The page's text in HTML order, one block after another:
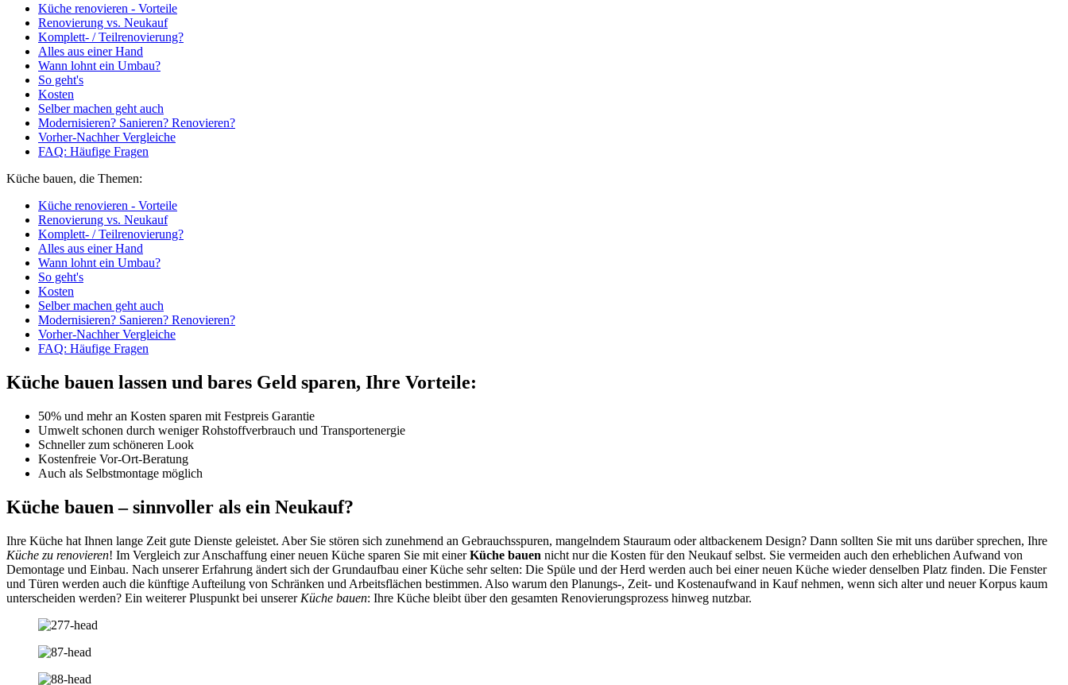
Küche renovieren - Vorteile
Renovierung vs. Neukauf
Komplett- / Teilrenovierung?
Alles aus einer Hand
Wann lohnt ein Umbau?
So geht's
Kosten
Selber machen geht auch
Modernisieren? Sanieren? Renovieren?
Vorher-Nachher Vergleiche
FAQ: Häufige Fragen
Küche bauen, die Themen:
Küche renovieren - Vorteile
Renovierung vs. Neukauf
Komplett- / Teilrenovierung?
Alles aus einer Hand
Wann lohnt ein Umbau?
So geht's
Kosten
Selber machen geht auch
Modernisieren? Sanieren? Renovieren?
Vorher-Nachher Vergleiche
FAQ: Häufige Fragen
Küche bauen lassen und bares Geld sparen, Ihre Vorteile:
50% und mehr an Kosten sparen mit Festpreis Garantie
Umwelt schonen durch weniger Rohstoffverbrauch und Transportenergie
Schneller zum schöneren Look
Kostenfreie Vor-Ort-Beratung
Auch als Selbstmontage möglich
Küche bauen – sinnvoller als ein Neukauf?
Ihre Küche hat Ihnen lange Zeit gute Dienste geleistet. Aber Sie stören sich zunehmend an Gebrauchsspuren, mangelndem Stauraum oder altbackenem Design? Dann sollten Sie mit uns darüber sprechen, Ihre
Küche zu renovieren! Im Vergleich zur Anschaffung einer neuen Küche sparen Sie mit einerKüche bauen nicht nur die Kosten für den Neukauf selbst. Sie vermeiden auch den erheblichen Aufwand von
Demontage und Einbau. Nach unserer Erfahrung ändert sich der Grundaufbau einer Küche sehr selten: Die Spüle und der Herd werden auch bei einer neuen Küche wieder denselben Platz finden. Die Fenster
und Türen werden auch die künftige Aufteilung von Schränken und Arbeitsflächen bestimmen. Also warum den Planungs-, Zeit- und Kostenaufwand in Kauf nehmen, wenn sich alter und neuer Korpus kaum
unterscheiden werden? Ein weiterer Pluspunkt bei unserer Küche bauen: Ihre Küche bleibt über den gesamten Renovierungsprozess hinweg nutzbar.